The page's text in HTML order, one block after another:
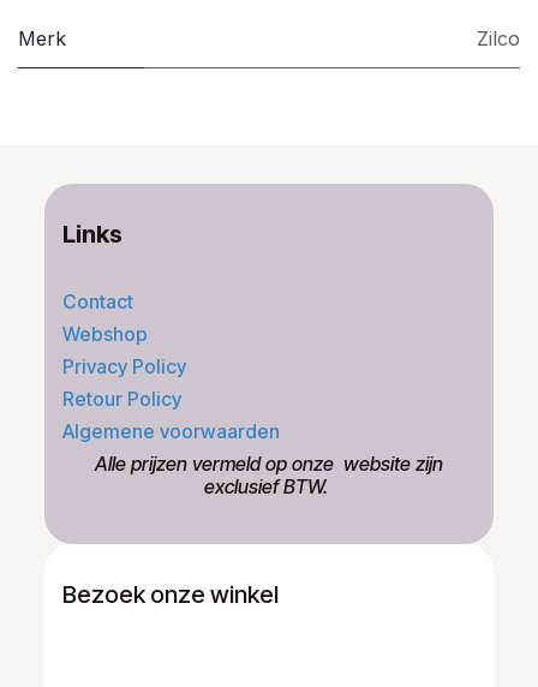
Merk Zilco
Links
Contact
Webshop
Privacy Policy
Retour Policy
Algemene voorwaarden
​Alle prijzen vermeld op onze ​website zijn
exclusief BTW.
Bezoek onze winkel